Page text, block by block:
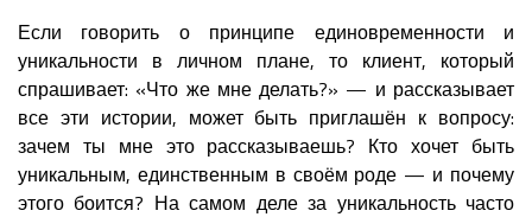
Если говорить о принципе единовременности и
уникальности в личном плане, то клиент, который
спрашивает: «Что же мне делать?» — и рассказывает
все эти истории, может быть приглашён к вопросу:
зачем ты мне это рассказываешь? Кто хочет быть
уникальным, единственным в своём роде — и почему
этого боится? На самом деле за уникальность часто